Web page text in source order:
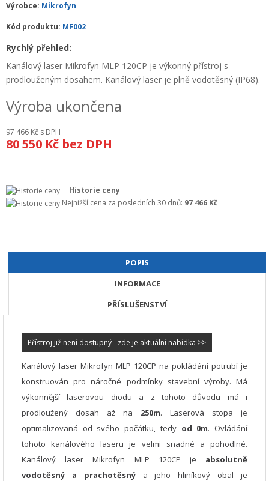
ARCHIV PŘÍSTROJŮ
PŘÍSLUŠENSTVÍ K PŘÍSTROJŮM
+
MĚŘÍCÍ PŘÍSTROJE SE SLEVOU
NIVELACE MINIBAGRŮ A RYPADEL
OBCHODNÍ PODMÍNKY SPOLEČNOSTI GEOPEN, S.R.O.
INDIVIDUÁLNÍ PORADENSTVÍ
Výrobce: Mikrofyn
Kód produktu: MF002
Rychlý přehled:
Kanálový laser Mikrofyn MLP 120CP je výkonný přístroj s
prodlouženým dosahem. Kanálový laser je plně vodotěsný (IP68).
Výroba ukončena
97 466 Kč s DPH
80 550 Kč bez DPH
Historie ceny
Nejnižší cena za posledních 30 dnů: 97 466 Kč
POPIS
INFORMACE
PŘÍSLUŠENSTVÍ
Přístroj již není dostupný - zde je aktuální nabídka >>
Kanálový laser Mikrofyn MLP 120CP na pokládání potrubí je
konstruován pro náročné podmínky stavební výroby. Má
výkonnější laserovou diodu a z tohoto důvodu má i
prodloužený dosah až na 250m. Laserová stopa je
optimalizovaná od svého počátku, tedy od 0m. Ovládání
tohoto kanálového laseru je velmi snadné a pohodlné.
Kanálový laser Mikrofyn MLP 120CP je absolutně
vodotěsný a prachotěsnýa jeho hliníkový obal je